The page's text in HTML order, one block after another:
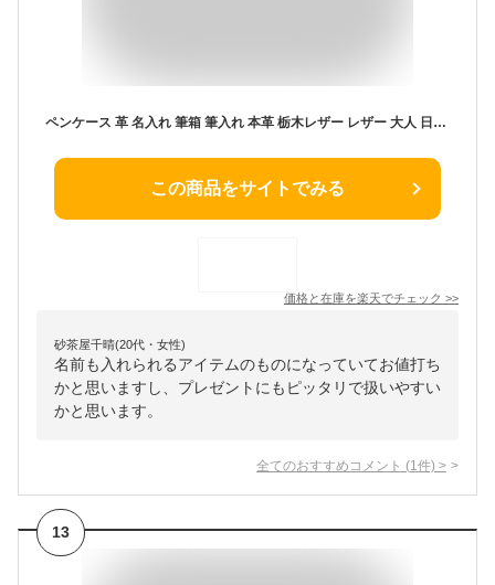
ペンケース 革 名入れ 筆箱 筆入れ 本革 栃木レザー レザー 大人 日本製 大容量 シンプル ブランド ポルコロッソ メンズ レディース おしゃれ ギフト 革婚式 プレゼント 入学祝い 就職祝い 誕生日 父の日 母の日 無地 男性 女性 40代 50代 還暦祝い [sokunou]
この商品をサイトでみる
価格と在庫を楽天でチェック >>
砂茶屋千晴(20代・女性)
名前も入れられるアイテムのものになっていてお値打ち
かと思いますし、プレゼントにもピッタリで扱いやすい
かと思います。
全てのおすすめコメント (1 件) >
13